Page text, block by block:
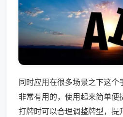
同时应用在很多场景之下这个
非常有用的，使用起来简单便
打牌时可以合理调整牌型，提